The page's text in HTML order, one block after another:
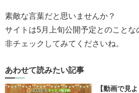
素敵な言葉だと思いませんか？
サイトは5月上旬公開予定とのことな
非チェックしてみてくださいね。
あわせて読みたい記事
【動画で見